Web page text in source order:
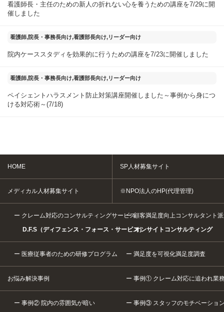
看護師長・主任のための新人の折れない心を養うための講座を7/29に開
催しました
2025年07月25日
看護師,院長・事務長向け,看護部長向け,リーダー向け
院内ケーススタディを効果的に行うための講座を7/23に開催しました
2025年07月20日
看護師,院長・事務長向け,看護部長向け,リーダー向け
ペイシェントハラスメント防止対策講座開催しました～事例から身につ
ける対応術～(7/18)
HOME SP人材募集サイト
メディカル人材募集サイト ※NPO法人のHP(代理管理)
クレーム対応のコンサルティングサービス
D.F.S（ディフェンス・フォース・サービス）
顧客満足度向上コンサルタント
オンサイトコンサルティング
医療従事者のための研修プログラム 満足度を可視化満足度調査
お悩み解決事例 事例① クレーム対応に追われ業
事例② 院内の雰囲気が暗い 事例③ スタッフのモチベーショ